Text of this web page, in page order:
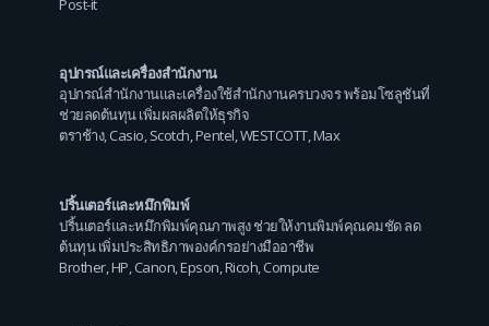
อุปกรณ์และเครื่องสำนักงาน
อุปกรณ์สำนักงานและเครื่องใช้สำนักงานครบวงจร พร้อมโซลูชันที่
ช่วยลดต้นทุน เพิ่มผลผลิตให้ธุรกิจ
ตราช้าง,Casio,Scotch,Pentel,WESTCOTT,Max
ปริ้นเตอร์และหมึกพิมพ์
ปริ้นเตอร์และหมึกพิมพ์คุณภาพสูง ช่วยให้งานพิมพ์คุณคมชัด ลด
ต้นทุน เพิ่มประสิทธิภาพองค์กรอย่างมืออาชีพ
Brother,HP,Canon,Epson,Ricoh,Compute